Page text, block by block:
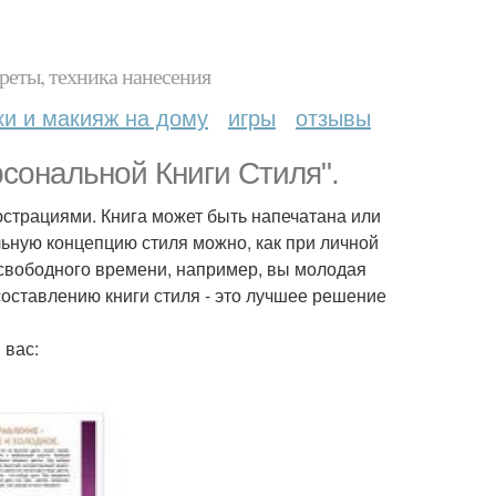
техника нанесения
и макияж на дому игры отзывы
Книги Стиля".
Книга может быть напечатана или
концепцию стиля можно, как при личной
времени, например, вы молодая
книги стиля - это лучшее решение